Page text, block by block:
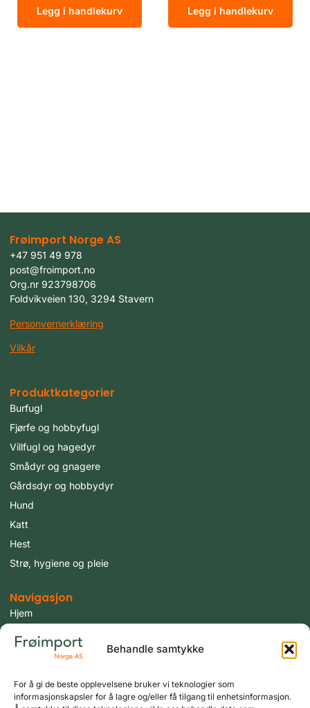
Behandle samtykke
For å gi de beste opplevelsene bruker vi teknologier som
informasjonskapsler for å lagre og/eller få tilgang til enhetsinformasjon.
Legg i handlekurv Legg i handlekurv
Frøimport Norge AS
+47 951 49 978
post@froimport.no
Org.nr 923798706
Foldvikveien 130, 3294 Stavern
Personvernerklæring
Vilkår
Produktkategorier
Burfugl
Fjørfe og hobbyfugl
Villfugl og hagedyr
Smådyr og gnagere
Gårdsdyr og hobbydyr
Hund
Katt
Hest
Strø, hygiene og pleie
Navigasjon
Hjem
Aktuelt